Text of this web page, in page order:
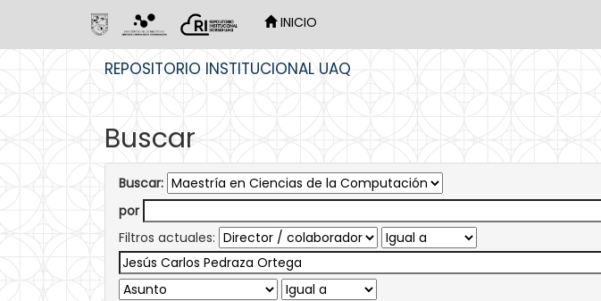
INICIO
REPOSITORIO INSTITUCIONAL UAQ
Buscar
Buscar:
por
Filtros actuales: